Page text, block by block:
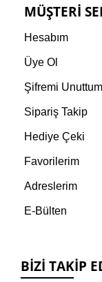
MÜŞTERI
Hesabım
Üye Ol
Şifremi Unuttum
Sipariş Takip
Hediye Çeki
Favorilerim
Adreslerim
E-Bülten
BIZI TAKIP